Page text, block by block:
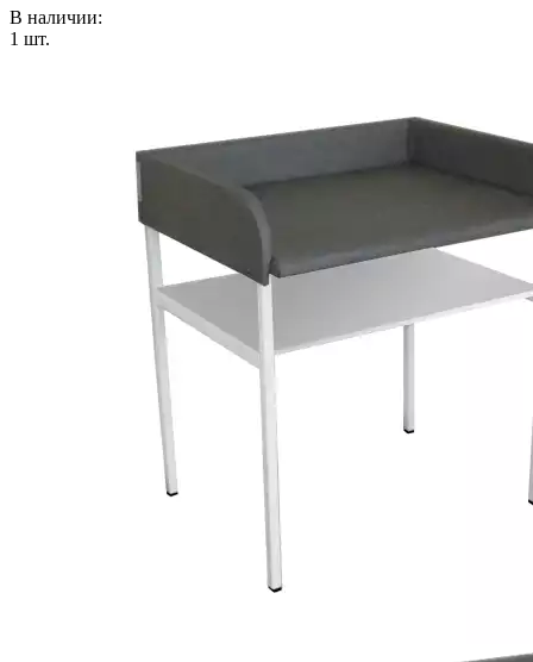
В наличии:
1 шт.